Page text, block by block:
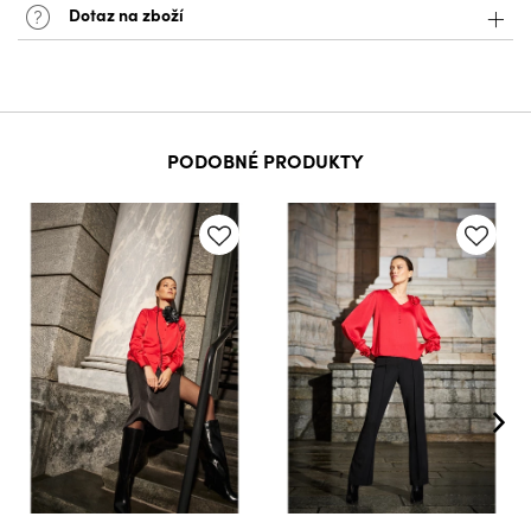
Dotaz na zboží
PODOBNÉ PRODUKTY